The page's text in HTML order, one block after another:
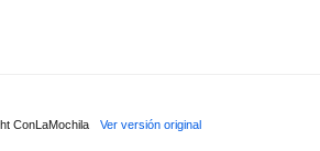
ConLaMochila Ver versión original